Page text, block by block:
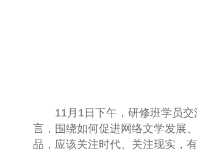
11 月 1 日下午，研修班学员
言，围绕如何促进网络文学发展
品，应该关注时代、关注现实，